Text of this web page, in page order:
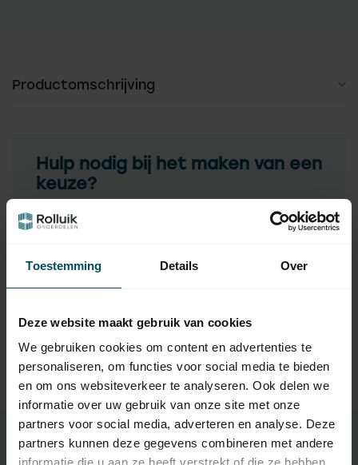
Toestemming Details Over
Deze website maakt gebruik van cookies
We gebruiken cookies om content en advertenties te
personaliseren, om functies voor social media te bieden
en om ons websiteverkeer te analyseren. Ook delen we
informatie over uw gebruik van onze site met onze
partners voor social media, adverteren en analyse. Deze
partners kunnen deze gegevens combineren met andere
informatie die u aan ze heeft verstrekt of die ze hebben
Productomschrijving
Hulp nodig bij het maken van een
keuze?
Neem contact op met een van onze medewerkers
Gerelateerde producten
TypeError: Failed to fetch
https://www.rolluikonderdelen.nl/nl/merken/tedsen/rollui
kbesturingen/